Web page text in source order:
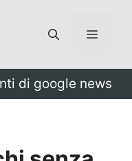
Menu
di google news